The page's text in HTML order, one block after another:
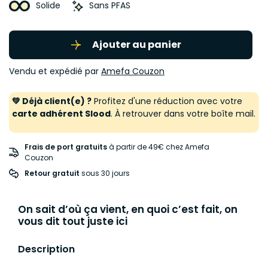
Solide Sans PFAS
Ajouter au panier
Vendu et expédié par Amefa Couzon
💚 Déjà client(e) ? Profitez d'une réduction avec votre
carte adhérent Slood. À retrouver dans votre boîte mail.
Frais de port gratuitsà partir de 49€ chez Amefa
Couzon
Retour gratuit sous 30 jours
On sait d’où ça vient, en quoi c’est fait, on
vous dit tout juste ici
Description